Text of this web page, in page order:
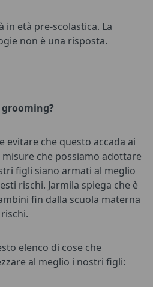
in età pre-scolastica. La
non è una risposta.
evitare che questo accada ai
che possiamo adottare
figli siano armati al meglio
rischi. Jarmila spiega che è
fin dalla scuola materna
elenco di cose che
al meglio i nostri figli: